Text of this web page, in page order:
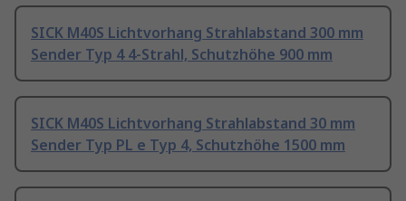
SICK M40S Lichtvorhang Strahlabstand 300 mm
Sender Typ 4 4-Strahl, Schutzhöhe 900 mm
SICK M40S Lichtvorhang Strahlabstand 30 mm
Sender Typ PL e Typ 4, Schutzhöhe 1500 mm